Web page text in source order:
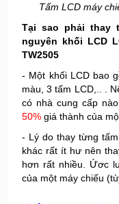
Tấm LCD máy
Tại sao phải thay
nguyên khối LCD
TW2505
- Một khối LCD bao
màu, 3 tấm LCD,.. .
có nhà cung cấp
50% giá thành của
- Lý do thay từng
khác rất ít hư nên
hơn rất nhiều. Ứơc
của một máy chiếu